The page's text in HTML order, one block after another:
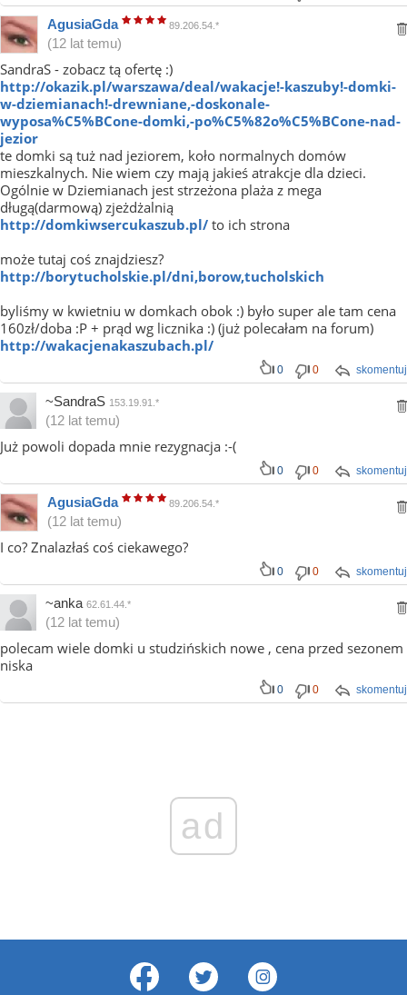
AgusiaGda 89.206.54.*
(12 lat temu)
SandraS - zobacz tą ofertę :)
http://okazik.pl/warszawa/deal/wakacje!-kaszuby!-domki-
w-dziemianach!-drewniane,-doskonale-
wyposa%C5%BCone-domki,-po%C5%82o%C5%BCone-nad-
jezior
te domki są tuż nad jeziorem, koło normalnych domów
mieszkalnych. Nie wiem czy mają jakieś atrakcje dla dzieci.
Ogólnie w Dziemianach jest strzeżona plaża z mega
długą(darmową) zjeżdżalnią
http://domkiwsercukaszub.pl/ to ich strona
może tutaj coś znajdziesz?
http://borytucholskie.pl/dni,borow,tucholskich
byliśmy w kwietniu w domkach obok :) było super ale tam cena
160zł/doba :P + prąd wg licznika :) (już polecałam na forum)
http://wakacjenakaszubach.pl/
skomentuj
0 0
~SandraS 153.19.91.*
(12 lat temu)
Już powoli dopada mnie rezygnacja :-(
skomentuj
0 0
AgusiaGda 89.206.54.*
(12 lat temu)
I co? Znalazłaś coś ciekawego?
skomentuj
0 0
~anka 62.61.44.*
(12 lat temu)
polecam wiele domki u studzińskich nowe , cena przed sezonem
niska
skomentuj
0 0
ad